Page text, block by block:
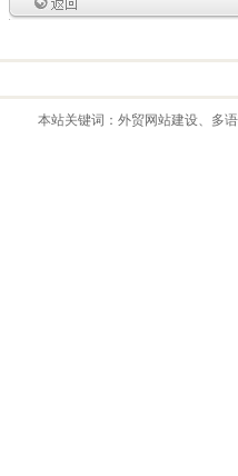
本站关键词： 外贸网站建设、多